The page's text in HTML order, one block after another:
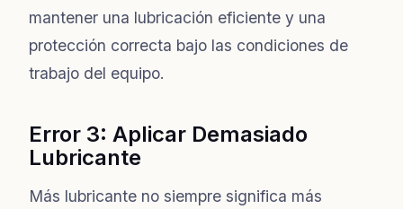
mantener una lubricación eficiente y una
protección correcta bajo las condiciones de
trabajo del equipo.
Error 3: Aplicar Demasiado
Lubricante
Más lubricante no siempre significa más